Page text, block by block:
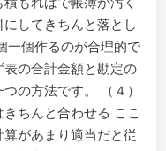
してきちんと落とし
一個作るのが合理的で
の合計金額と勘定の
の方法です。 （４）
ちんと合わせる ここ
があまり適当だと従